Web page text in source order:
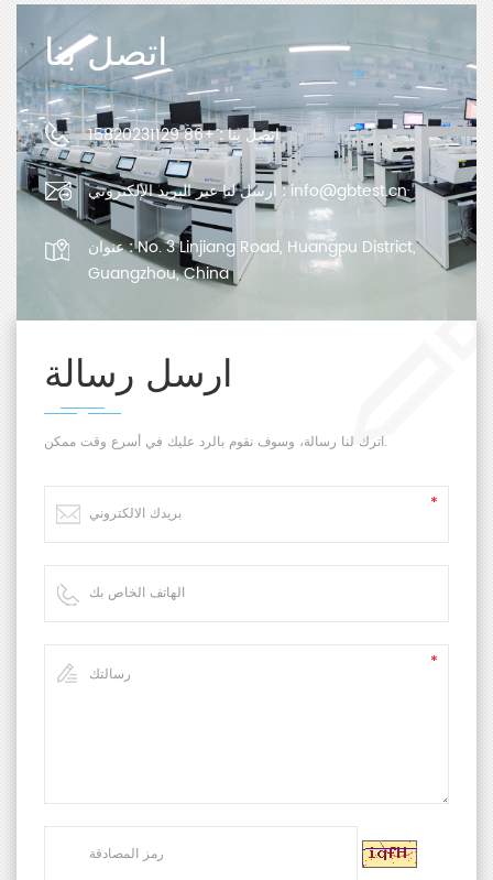
اتصل بنا
اتصل بنا :+86 15820231129
ارسل لنا عبر البريد الإلكتروني :info@gbtest.cn
عنوان :No. 3 Linjiang Road, Huangpu District,
Guangzhou, China
ارسل رسالة
اترك لنا رسالة، وسوف نقوم بالرد عليك في أسرع وقت ممكن.